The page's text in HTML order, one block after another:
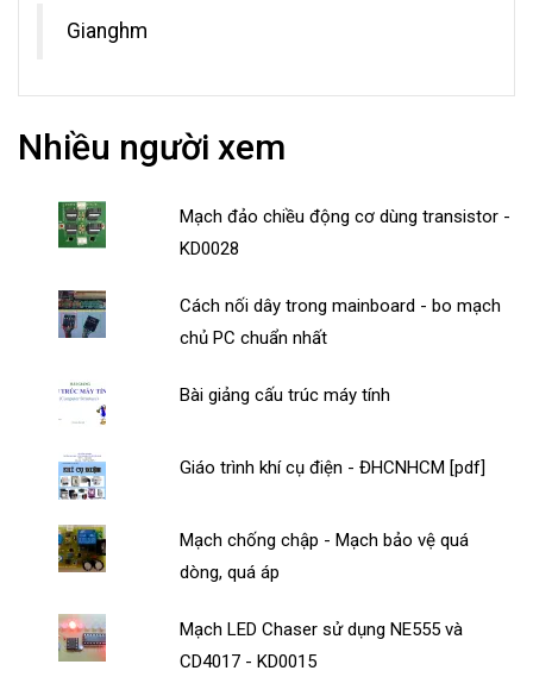
Gianghm
Nhiều người xem
Mạch đảo chiều động cơ dùng transistor -
KD0028
Cách nối dây trong mainboard - bo mạch
chủ PC chuẩn nhất
Bài giảng cấu trúc máy tính
Giáo trình khí cụ điện - ĐHCNHCM [pdf]
Mạch chống chập - Mạch bảo vệ quá
dòng, quá áp
Mạch LED Chaser sử dụng NE555 và
CD4017 - KD0015